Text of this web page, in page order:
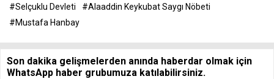
#Selçuklu Devleti
#Alaaddin Keykubat Saygı Nöbeti
#Mustafa Hanbay
Son dakika gelişmelerden anında haberdar olmak için
WhatsApp haber grubumuza katılabilirsiniz.